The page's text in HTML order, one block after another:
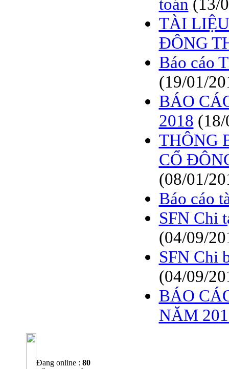
toán (13/
TÀI
ĐÔNG
Báo cáo
(19/01/
BÁO
2018
THÔNG
CỔ
(08/01/
Báo cáo
SFN Chi
(04/09/
SFN Chi
(04/09/
BÁO
NĂM
Đang online : 80